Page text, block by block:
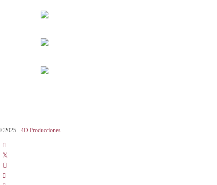
©2025 - 4D Producciones